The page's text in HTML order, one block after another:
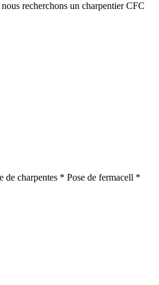
recherchons un charpentier CFC
de charpentes * Pose de fermacell *